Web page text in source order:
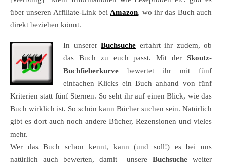
über unseren Affiliate-Link bei Amazon, wo ihr das Buch auch
direkt beziehen könnt.
In unserer Buchsuche erfahrt ihr zudem, ob
das Buch zu euch passt. Mit der Skoutz-
Buchfieberkurve bewertet ihr mit fünf
einfachen Klicks ein Buch anhand von fünf
Kriterien statt fünf Sternen. So seht ihr auf einen Blick, wie das
Buch wirklich ist. So schön kann Bücher suchen sein. Natürlich
gibt es dort auch noch andere Bücher, Rezensionen und vieles
mehr.
Wer das Buch schon kennt, kann (und soll!) es bei uns
natürlich auch bewerten, damit unsereBuchsuche weiter